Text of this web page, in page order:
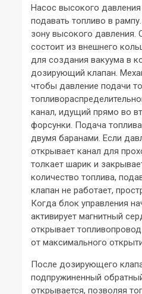
Насос высокого
подавать топливо в
зону высокого давления.
состоит из внешнего
для создания вакуума в
дозирующий клапан.
чтобы давление подачи
канал, идущий прямо во
форсунки. Подача
двумя баранами. Если
открывает канал для
толкает шарик и
количество топлива,
клапан не работает,
Когда блок управления
активирует магнитный
открывает
от максимального
После дозирующего
подпружиненный
открывается, позволяя